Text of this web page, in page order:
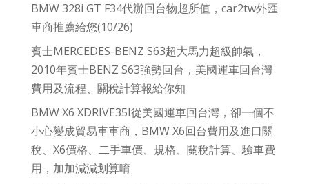
BMW 328i GT F34代辦回台物超所值，car2tw外匯
車商推薦給您(10/26)
賓士MERCEDES-BENZ S63超大馬力超級帥氣，
2010年賓士BENZ S63強勢回台，美國運車回台灣
費用及流程、關稅計算報給你知
BMW X6 XDRIVE35I從美國運車回台灣，卻一個不
小心變成貿易車車商，BMW X6回台費用及進口關
稅、X6價格、二手車價、規格、關稅計算、驗車費
用，加加減減划算唷